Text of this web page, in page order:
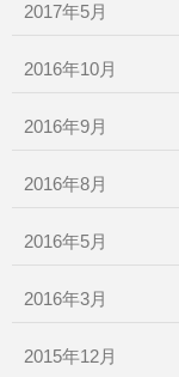
2017年5月
2016年10月
2016年9月
2016年8月
2016年5月
2016年3月
2015年12月